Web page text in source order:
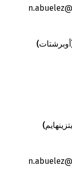
n.abuelez
n.abuelez